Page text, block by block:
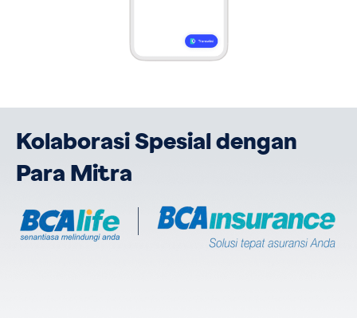
Kolaborasi Spesial dengan
Para Mitra